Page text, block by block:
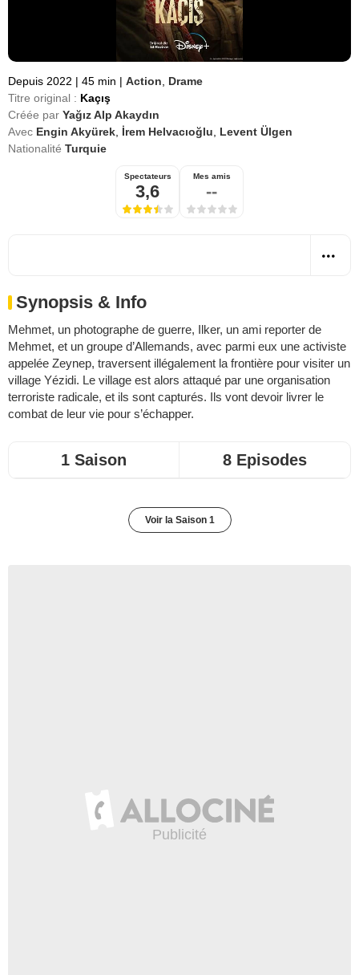
Depuis 2022 | 45 min | Action
Drame
Titre original : Kaçış
Créée par Yağız Alp Akaydın
Avec Engin Akyürek İrem Helvacıoğlu
Levent Ülgen
Nationalité Turquie
Spectateurs
3,6
Mes amis
--
Synopsis & Info
Mehmet, un photographe de guerre, Ilker, un ami reporter de
Mehmet, et un groupe d’Allemands, avec parmi eux une activiste
appelée Zeynep, traversent illégalement la frontière pour visiter un
village Yézidi. Le village est alors attaqué par une organisation
terroriste radicale, et ils sont capturés. Ils vont devoir livrer le
combat de leur vie pour s’échapper.
1 Saison 8 Episodes
Voir la Saison 1